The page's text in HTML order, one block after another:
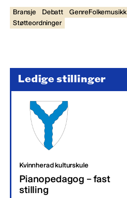
Bransje Debatt GenreFolkemusikk
Støtteordninger
Ledige stillinger
Kvinnherad kulturskule
Pianopedagog – fast
stilling